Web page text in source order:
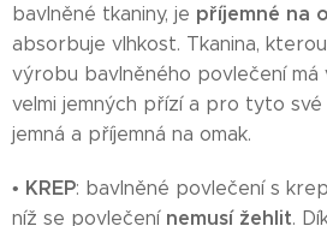
bavlněné tkaniny, je příjemné na
absorbuje vlhkost. Tkanina,
výrobu bavlněného povlečení má
velmi jemných přízí a pro tyto
jemná a příjemná na omak.
• KREP: bavlněné povlečení s
níž se povlečení nemusí žehlit.